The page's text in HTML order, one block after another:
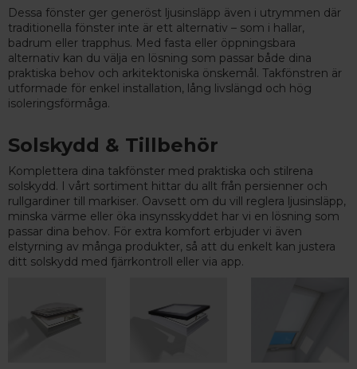
Dessa fönster ger generöst ljusinsläpp även i utrymmen där
traditionella fönster inte är ett alternativ – som i hallar,
badrum eller trapphus. Med fasta eller öppningsbara
alternativ kan du välja en lösning som passar både dina
praktiska behov och arkitektoniska önskemål. Takfönstren är
utformade för enkel installation, lång livslängd och hög
isoleringsförmåga.
Solskydd & Tillbehör
Komplettera dina takfönster med praktiska och stilrena
solskydd. I vårt sortiment hittar du allt från persienner och
rullgardiner till markiser. Oavsett om du vill reglera ljusinsläpp,
minska värme eller öka insynsskyddet har vi en lösning som
passar dina behov. För extra komfort erbjuder vi även
elstyrning av många produkter, så att du enkelt kan justera
ditt solskydd med fjärrkontroll eller via app.